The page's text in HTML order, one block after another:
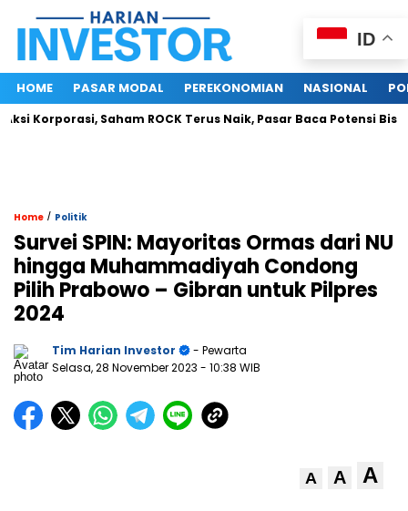
HOME PASAR MODAL PEREKONOMIAN NASIONAL
Korporasi, Saham ROCK Terus Naik, Pasar Baca Potensi Bisnis
Home / Politik
Survei SPIN: Mayoritas Ormas dari NU
hingga Muhammadiyah Condong
Pilih Prabowo – Gibran untuk Pilpres
2024
Tim Harian Investor
- Pewarta
Selasa, 28 November 2023 - 10:38 WIB
A A A
ID